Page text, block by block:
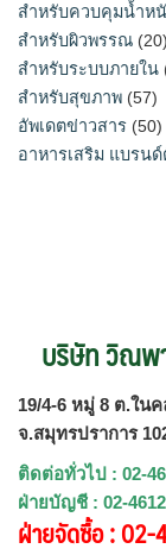
สำหรับควบคุมน้ำห
สำหรับผิวพรรณ (20)
สำหรับระบบภายใน
สำหรับสุขภาพ (57)
อัพเดตข่าวสาร (50)
อาหารเสริม แบรนด์
บริษัท วิณพ
19/4-6 หมู่ 8 ต.ใน
จ.สมุทรปราการ
ติดต่อทั่วไป : 02-
ฝ่ายบัญชี : 02-
ฝ่ายจัดซื้อ : 02-